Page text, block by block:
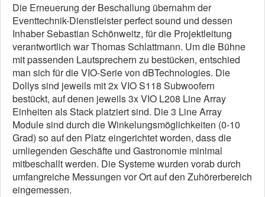
Die Erneuerung der Beschallung übernahm der
Eventtechnik-Dienstleister perfect sound und dessen
Inhaber Sebastian Schönweitz, für die Projektleitung
verantwortlich war Thomas Schlattmann. Um die Bühne
mit passenden Lautsprechern zu bestücken, entschied
man sich für die VIO-Serie von dBTechnologies. Die
Dollys sind jeweils mit 2x VIO S118 Subwoofern
bestückt, auf denen jeweils 3x VIO L208 Line Array
Einheiten als Stack platziert sind. Die 3 Line Array
Module sind durch die Winkelungsmöglichkeiten (0-10
Grad) so auf den Platz eingerichtet worden, dass die
umliegenden Geschäfte und Gastronomie minimal
mitbeschallt werden. Die Systeme wurden vorab durch
umfangreiche Messungen vor Ort auf den Zuhörerbereich
eingemessen.